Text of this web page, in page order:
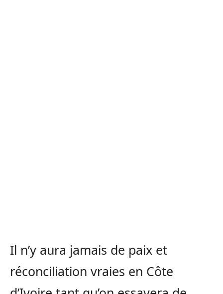
Il n’y aura jamais de paix et
réconciliation vraies en Côte